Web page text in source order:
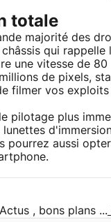
totale
majorité des
qui rappelle
une vitesse de
de pixels,
filmer vos
pilotage plus
pourrez aussi
, bons plans ...